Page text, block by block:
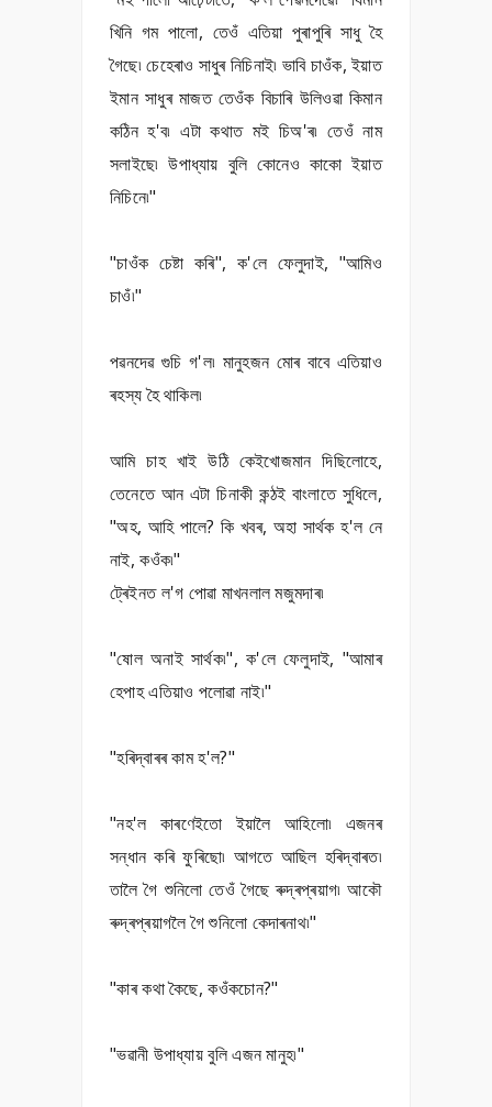
খিনি গম পালো, তেওঁ এতিয়া পুৰাপুৰি সাধু হৈ
গৈছে৷ চেহেৰাও সাধুৰ নিচিনাই৷ ভাবি চাওঁক, ইয়াত
ইমান সাধুৰ মাজত তেওঁক বিচাৰি উলিওৱা কিমান
কঠিন হ'ব৷ এটা কথাত মই চিঅ'ৰ৷ তেওঁ নাম
সলাইছে৷ উপাধ্যায় বুলি কোনেও কাকো ইয়াত
নিচিনে৷"
"চাওঁক চেষ্টা কৰি", ক'লে ফেলুদাই, "আমিও
চাওঁ৷"
পৱনদেৱ গুচি গ'ল৷ মানুহজন মোৰ বাবে এতিয়াও
ৰহস্য হৈ থাকিল৷
আমি চাহ খাই উঠি কেইখোজমান দিছিলোহে,
তেনেতে আন এটা চিনাকী কন্ঠই বাংলাতে সুধিলে,
"অহ, আহি পালে? কি খবৰ, অহা সাৰ্থক হ'ল নে
নাই, কওঁক৷"
ট্ৰেইনত ল'গ পোৱা মাখনলাল মজুমদাৰ৷
"ষোল অনাই সাৰ্থক৷", ক'লে ফেলুদাই, "আমাৰ
হেপাহ এতিয়াও পলোৱা নাই৷"
"হৰিদ্বাৰৰ কাম হ'ল?"
"নহ'ল কাৰণেইতো ইয়ালৈ আহিলো৷ এজনৰ
সন্ধান কৰি ফুৰিছো৷ আগতে আছিল হৰিদ্বাৰত৷
তালৈ গৈ শুনিলো তেওঁ গৈছে ৰুদ্ৰপ্ৰয়াগ৷ আকৌ
ৰুদ্ৰপ্ৰয়াগলৈ গৈ শুনিলো কেদাৰনাথ৷"
"কাৰ কথা কৈছে, কওঁকচোন?"
"ভৱানী উপাধ্যায় বুলি এজন মানুহ৷"